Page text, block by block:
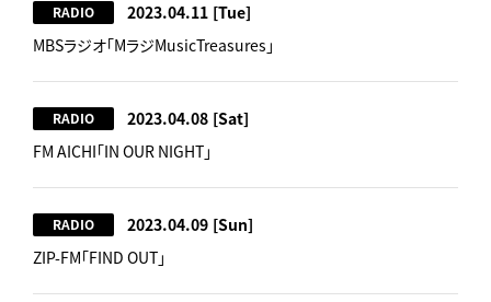
RADIO 2023.04.11 [Tue]
MBSラジオ「MラジMusicTreasures」
RADIO 2023.04.08 [Sat]
FM AICHI「IN OUR NIGHT」
RADIO 2023.04.09 [Sun]
ZIP-FM「FIND OUT」